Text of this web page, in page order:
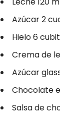
Azúcar 2
Hielo 6
Crema de
Azúcar
Chocolate
Salsa de